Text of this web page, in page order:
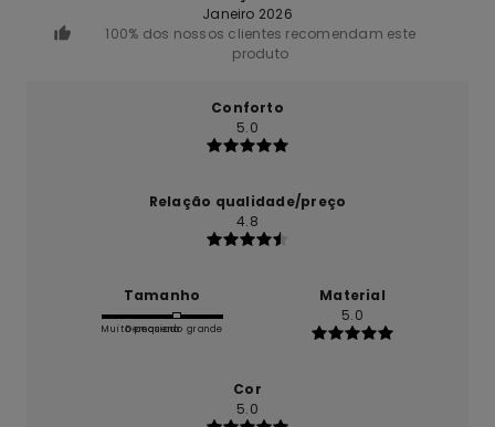
Janeiro 2026
100% dos nossos clientes recomendam este
produto
Conforto
5.0
Relação qualidade/preço
4.8
Tamanho
Muito pequeno
Demasiado grande
Material
5.0
Cor
5.0